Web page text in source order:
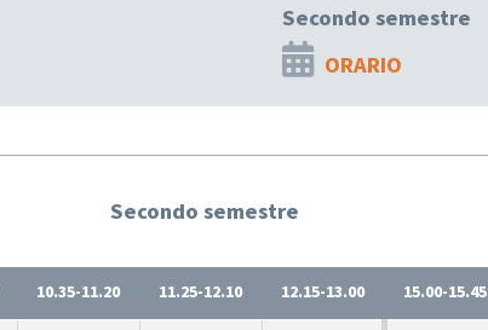
Secondo semestre
ORARIO
Secondo semestre
10.35-11.20 11.25-12.10 12.15-13.00 15.00-15.45